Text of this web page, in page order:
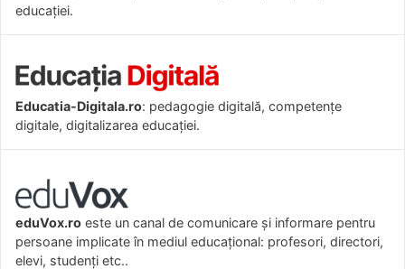
educației.
Educatia-Digitala.ro: pedagogie digitală, competențe
digitale, digitalizarea educației.
eduVox.ro este un canal de comunicare și informare pentru
persoane implicate în mediul educațional: profesori, directori,
elevi, studenți etc..